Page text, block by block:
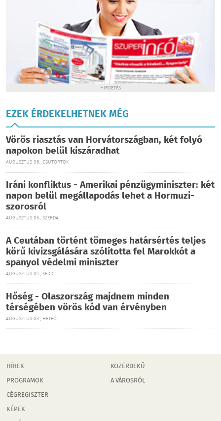
HIRDETÉS
EZEK ÉRDEKELHETNEK MÉG
Vörös riasztás van Horvátországban, két folyó
napokon belül kiszáradhat
AUGUSZTUS 06., CSÜTÖRTÖK
Iráni konfliktus - Amerikai pénzügyminiszter: két
napon belül megállapodás lehet a Hormuzi-
szorosról
AUGUSZTUS 05., SZERDA
A Ceutában történt tömeges határsértés teljes
körű kivizsgálására szólította fel Marokkót a
spanyol védelmi miniszter
AUGUSZTUS 04., KEDD
Hőség - Olaszország majdnem minden
térségében vörös kód van érvényben
AUGUSZTUS 03., HÉTFŐ
HÍREK
PROGRAMOK
CÉGREGISZTER
KÉPEK
KÖZÉRDEKŰ
A VÁROSRÓL